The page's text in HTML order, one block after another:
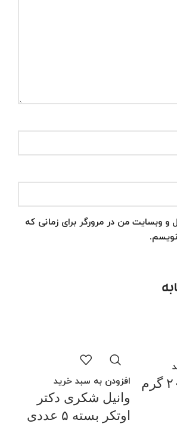
و وبسایت من در مرورگر برای زمانی که
افزودن به سبد خرید
وانیل شکری دکتر
اوتکر بسته ۵ عددی